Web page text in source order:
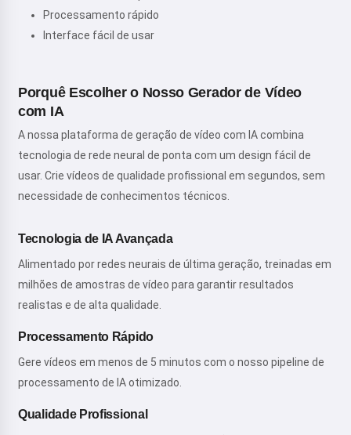
Processamento rápido
Interface fácil de usar
Porquê Escolher o Nosso Gerador de Vídeo
com IA
A nossa plataforma de geração de vídeo com IA combina
tecnologia de rede neural de ponta com um design fácil de
usar. Crie vídeos de qualidade profissional em segundos, sem
necessidade de conhecimentos técnicos.
Tecnologia de IA Avançada
Alimentado por redes neurais de última geração, treinadas em
milhões de amostras de vídeo para garantir resultados
realistas e de alta qualidade.
Processamento Rápido
Gere vídeos em menos de 5 minutos com o nosso pipeline de
processamento de IA otimizado.
Qualidade Profissional